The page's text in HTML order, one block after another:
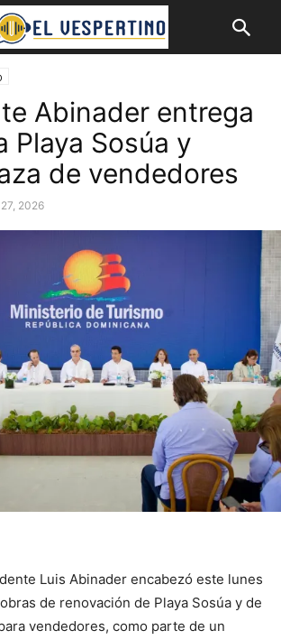
Abinader entrega
Playa Sosúa y
de vendedores
2026
Luis Abinader encabezó este lunes
de renovación de Playa Sosúa y de
vendedores, como parte de un